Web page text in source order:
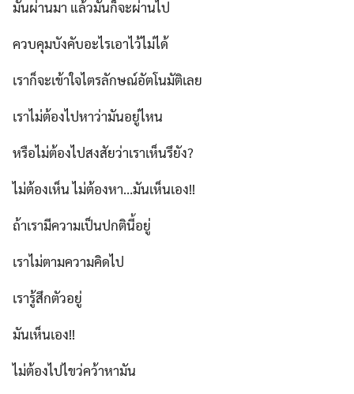
มันผ่านมา แล้วมันก็จะผ่านไป
ควบคุมบังคับอะไรเอาไว้ไม่ได้
เราก็จะเข้าใจไตรลักษณ์อัตโนมัติเลย
เราไม่ต้องไปหาว่ามันอยู่ไหน
หรือไม่ต้องไปสงสัยว่าเราเห็นรึยัง?
ไม่ต้องเห็น ไม่ต้องหา…มันเห็นเอง!!
ถ้าเรามีความเป็นปกตินี้อยู่
เราไม่ตามความคิดไป
เรารู้สึกตัวอยู่
มันเห็นเอง!!
ไม่ต้องไปไขว่คว้าหามัน